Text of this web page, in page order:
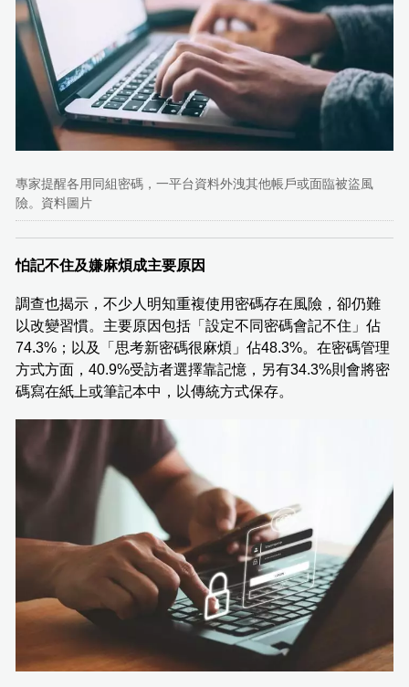
專家提醒各用同組密碼，一平台資料外洩其他帳戶或面臨被盜風
險。資料圖片
怕記不住及嫌麻煩成主要原因
調查也揭示，不少人明知重複使用密碼存在風險，卻仍難
以改變習慣。主要原因包括「設定不同密碼會記不住」佔
74.3%；以及「思考新密碼很麻煩」佔48.3%。在密碼管理
方式方面，40.9%受訪者選擇靠記憶，另有34.3%則會將密
碼寫在紙上或筆記本中，以傳統方式保存。